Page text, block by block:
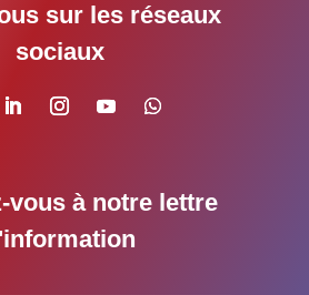
sur les réseaux
sociaux
vous à notre lettre